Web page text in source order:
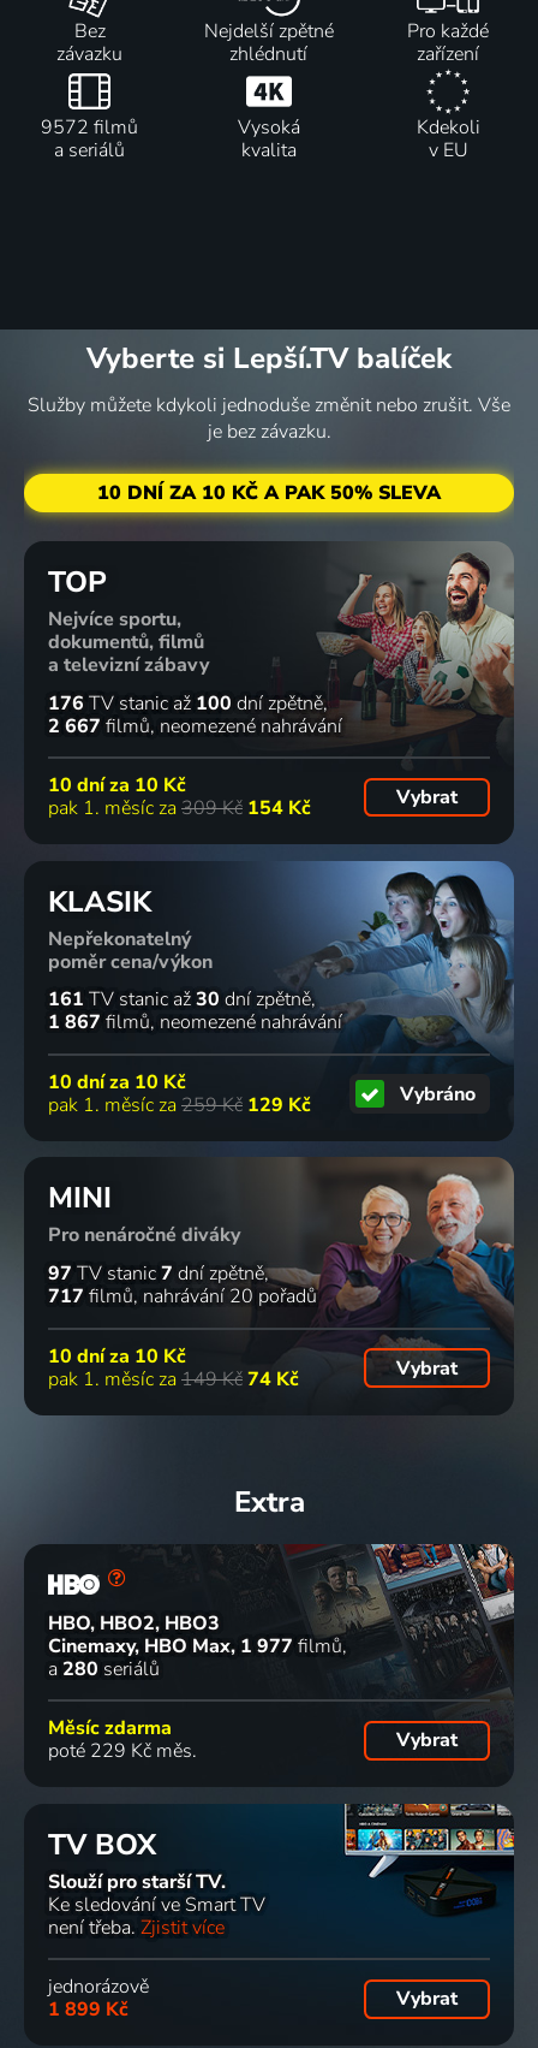
Bez
závazku
Nejdelší zpětné
zhlédnutí
Pro každé
zařízení
9572 filmů
a seriálů
Vysoká
kvalita
Kdekoli
v EU
Vyberte si Lepší.TV balíček
Služby můžete kdykoli jednoduše změnit nebo zrušit. Vše
je bez závazku.
10 DNÍ ZA 10 KČ A PAK 50% SLEVA
TOP
Nejvíce sportu,
dokumentů, filmů
a televizní zábavy
176 TV stanic až 100 dní zpětně
2 667 filmů neomezené nahrávání
10 dní za 10 Kč
pak 1. měsíc za 309 Kč 154 Kč Vybrat
KLASIK
Nepřekonatelný
poměr cena/výkon
161 TV stanic až30 dní zpětně
1 867 filmů neomezené nahrávání
10 dní za 10 Kč
pak 1. měsíc za 259 Kč 129 Kč Vybráno
MINI
Pro nenáročné diváky
97 TV stanic7 dní zpětně
717 filmů nahrávání 20 pořadů
10 dní za 10 Kč
pak 1. měsíc za 149 Kč74 Kč Vybrat
Extra
HBO, HBO2, HBO3
Cinemaxy, HBO Max 1 977 filmů
a 280 seriálů
Měsíc zdarma
poté 229 Kč měs.
Vybrat
TV BOX
Slouží pro starší TV.
Ke sledování ve Smart TV
není třeba. Zjistit více
jednorázově
1 899 Kč
Vybrat